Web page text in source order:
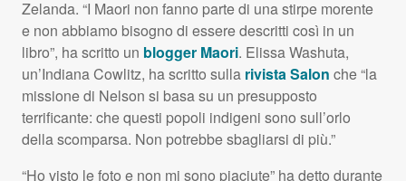
Zelanda. “I Maori non fanno parte di una stirpe morente
e non abbiamo bisogno di essere descritti così in un
libro”, ha scritto un blogger Maori. Elissa Washuta,
un’Indiana Cowlitz, ha scritto sulla rivista Salon che “la
missione di Nelson si basa su un presupposto
terrificante: che questi popoli indigeni sono sull’orlo
della scomparsa. Non potrebbe sbagliarsi di più.”
“Ho visto le foto e non mi sono piaciute” ha detto durante